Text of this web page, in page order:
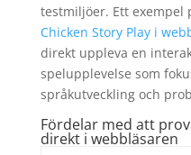
testmiljöer. Ett exempel
Chicken Story Play i
direkt uppleva en
spelupplevelse som
språkutveckling och
Fördelar med att
direkt i webbläsaren